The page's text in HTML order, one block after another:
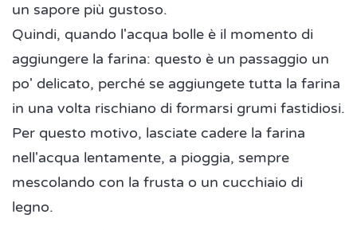
un sapore più gustoso.
Quindi, quando l'acqua bolle è il momento di
aggiungere la farina: questo è un passaggio un
po' delicato, perché se aggiungete tutta la farina
in una volta rischiano di formarsi grumi fastidiosi.
Per questo motivo, lasciate cadere la farina
nell'acqua lentamente, a pioggia, sempre
mescolando con la frusta o un cucchiaio di
legno.